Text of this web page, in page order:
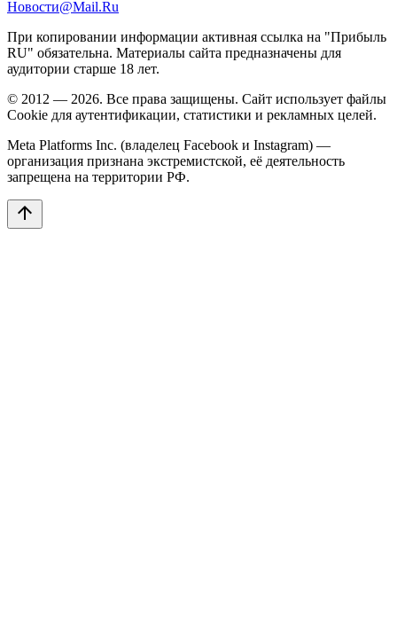
Новости@Mail.Ru
При копировании информации активная ссылка на "Прибыль
RU" обязательна. Материалы сайта предназначены для
аудитории старше 18 лет.
© 2012 — 2026. Все права защищены. Сайт использует файлы
Cookie для аутентификации, статистики и рекламных целей.
Meta Platforms Inc. (владелец Facebook и Instagram) —
организация признана экстремистской, её деятельность
запрещена на территории РФ.
arrow_upward